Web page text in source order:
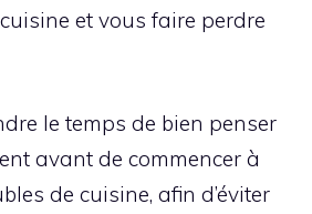
et vous faire perdre
le temps de bien penser
avant de commencer à
de cuisine, afin d’éviter